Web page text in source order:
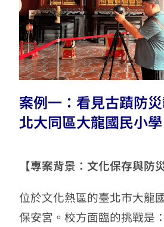
案例一：看見古蹟防
北大同區大龍國民小學
【專案背景：文化保存與防
位於文化熱區的臺北市大龍
保安宮。校方面臨的挑戰是